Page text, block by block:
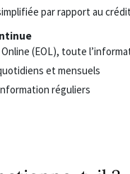
par rapport au
(EOL), toute
et mensuels
réguliers